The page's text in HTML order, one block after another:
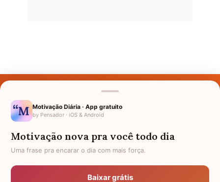
Nomes pelo Mundo
Política de Privacidade
Motivação Diária · App gratuito
by Pensador · iOS & Android
Motivação nova pra você todo dia
Uma frase pra encarar o dia com mais força.
Baixar grátis